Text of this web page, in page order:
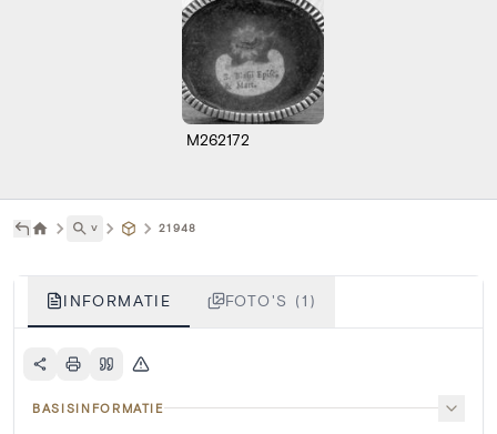
M262172
˅ 21948
INFORMATIE FOTO'S (1)
BASISINFORMATIE